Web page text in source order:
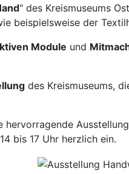
" des Kreismuseums
beispielsweise der
Module und
des Kreismuseums,
hervorragende
bis 17 Uhr herzlich ein.